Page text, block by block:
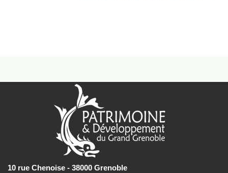
10 rue Chenoise - 38000 Grenoble